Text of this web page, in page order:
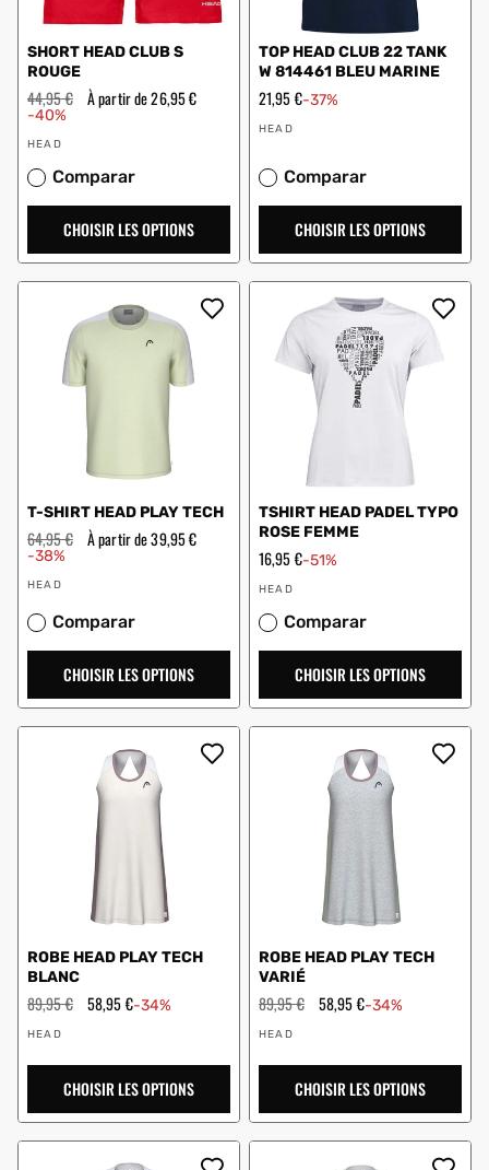
SHORT HEAD CLUB S
ROUGE
Prix
régulier
44,95 € Prix
en
À partir de 26,95 €
-40%
Vendeur
HEAD
Comparar
CHOISIR LES OPTIONS
TOP HEAD CLUB 22 TANK
W 814461 BLEU MARINE
Prix
en
solde
21,95 €-37%
Vendeur
HEAD
Comparar
CHOISIR LES OPTIONS
T-SHIRT HEAD PLAY TECH
Prix
régulier
64,95 € Prix
en
À partir de 39,95 €
-38%
Vendeur
HEAD
Comparar
CHOISIR LES OPTIONS
TSHIRT HEAD PADEL TYPO
ROSE FEMME
Prix
en
solde
16,95 €-51%
Vendeur
HEAD
Comparar
CHOISIR LES OPTIONS
ROBE HEAD PLAY TECH
BLANC
Prix
régulier
89,95 € Prix
en
58,95 €-34%
Vendeur
HEAD
CHOISIR LES OPTIONS
ROBE HEAD PLAY TECH
VARIÉ
Prix
régulier
89,95 € Prix
en
58,95 €-34%
Vendeur
HEAD
CHOISIR LES OPTIONS